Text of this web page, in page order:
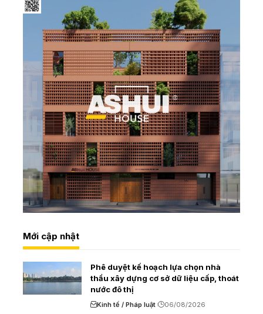
Mới cập nhật
Phê duyệt kế hoạch lựa chọn nhà
thầu xây dựng cơ sở dữ liệu cấp, thoát
nước đô thị
Kinh tế / Pháp luật 06/08/2026